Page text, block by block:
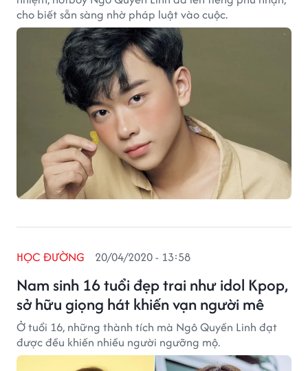
cho biết sẵn sàng nhờ pháp luật vào cuộc.
Nam sinh 16 tuổi đẹp trai như idol Kpop,
sở hữu giọng hát khiến vạn người mê
HỌC ĐƯỜNG 20/04/2020 - 13:58
Ở tuổi 16, những thành tích mà Ngô Quyền Linh đạt
được đều khiến nhiều người ngưỡng mộ.